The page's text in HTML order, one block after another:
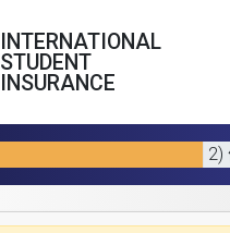
INTERNATIONAL
STUDENT
INSURANCE
2)